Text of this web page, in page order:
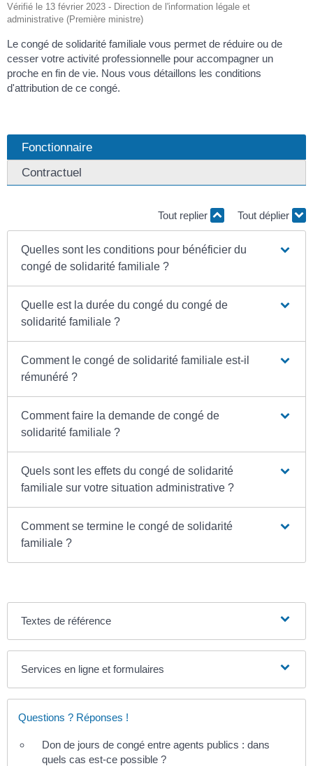
Vérifié le 13 février 2023 - Direction de l'information légale et
administrative (Première ministre)
Le congé de solidarité familiale vous permet de réduire ou de
cesser votre activité professionnelle pour accompagner un
proche en fin de vie. Nous vous détaillons les conditions
d'attribution de ce congé.
Fonctionnaire
Contractuel
Tout replier Tout déplier
Quelles sont les conditions pour bénéficier du
congé de solidarité familiale ?
Quelle est la durée du congé du congé de
solidarité familiale ?
Comment le congé de solidarité familiale est-il
rémunéré ?
Comment faire la demande de congé de
solidarité familiale ?
Quels sont les effets du congé de solidarité
familiale sur votre situation administrative ?
Comment se termine le congé de solidarité
familiale ?
Textes de référence
Services en ligne et formulaires
Questions ? Réponses !
Don de jours de congé entre agents publics : dans
quels cas est-ce possible ?